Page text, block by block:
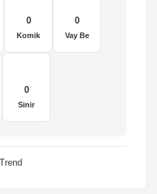
0
Komik
0
Vay Be
0
Sinir
Trend